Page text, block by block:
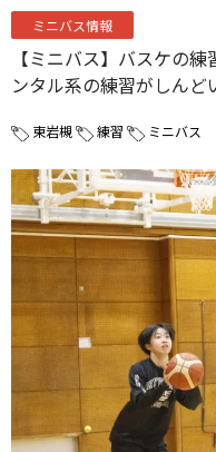
ミニバス情報
【ミニバス】バスケの
ンタル系の練習がしんど
東岩槻 練習 ミニバス